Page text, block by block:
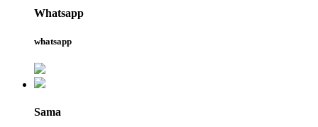
Whatsapp
whatsapp
Sama